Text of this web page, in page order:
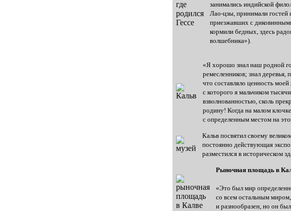
занимались индийской
Лао-цзы, принимали
приезжавших с
кормили бедных, здесь
волшебника»).
«Я хорошо знал наш родной
ремесленников; знал деревья,
что составляло ценность
с которого я мальчиком
взволнованностью, сколь
родину! Когда на малом
с определенным местом на
Кальв посвятил своему
постоянно действующая
разместился в историческом
Рыночная площадь в
«Это был мир
со всем остальным
и разнообразен, но он